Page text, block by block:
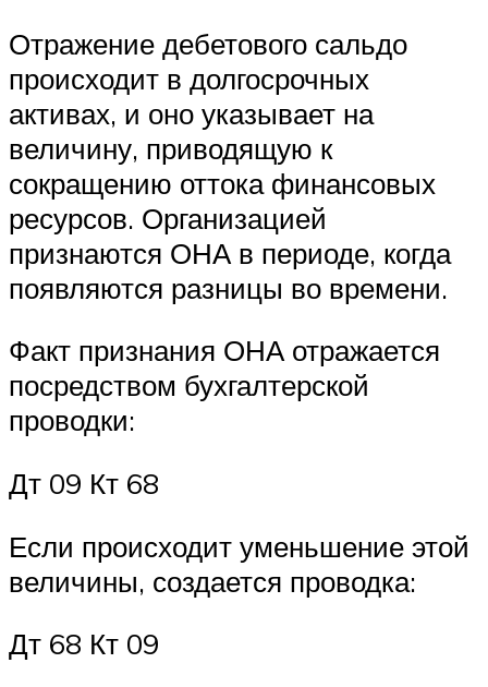
Отражение дебетового сальдо
происходит в долгосрочных
активах, и оно указывает на
величину, приводящую к
сокращению оттока финансовых
ресурсов. Организацией
признаются ОНА в периоде, когда
появляются разницы во времени.
Факт признания ОНА отражается
посредством бухгалтерской
проводки:
Дт 09 Кт 68
Если происходит уменьшение этой
величины, создается проводка:
Дт 68 Кт 09